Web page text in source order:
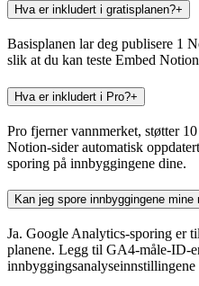
Hva er inkludert i gratisplanen?+
Basisplanen lar deg publisere 1
slik at du kan teste Embed
Hva er inkludert i Pro?+
Pro fjerner vannmerket, støtter
Notion-sider automatisk
sporing på innbyggingene dine.
Kan jeg spore innbyggingene
Ja. Google Analytics-sporing er
planene. Legg til GA4-måle-ID-
innbyggingsanalyseinnstillingene